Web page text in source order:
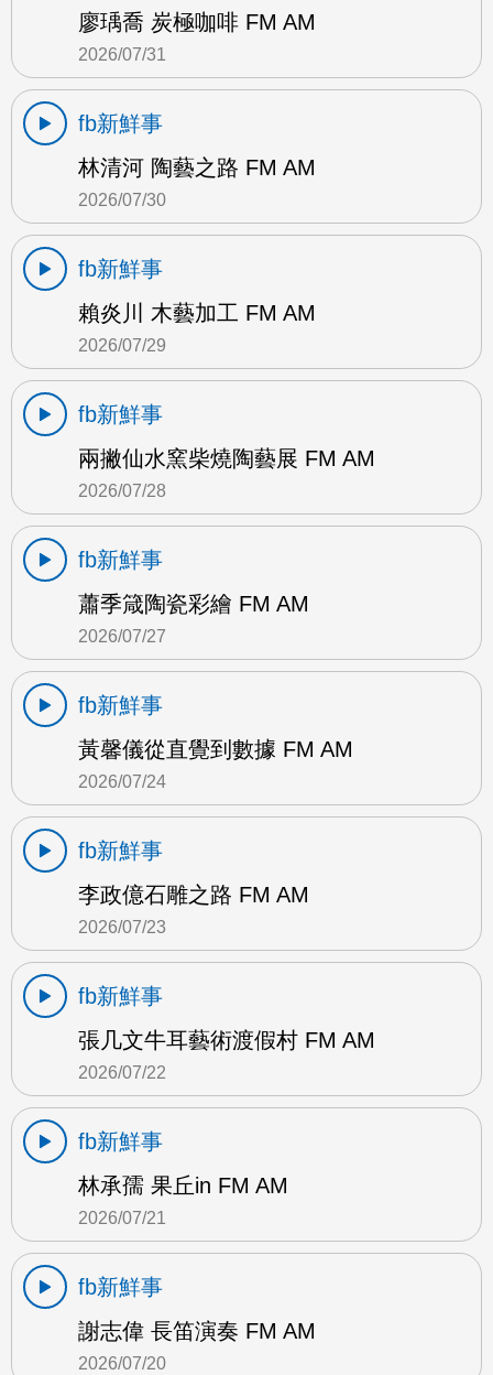
廖瑀喬 炭極咖啡 FM AM
2026/07/31
fb新鮮事
林清河 陶藝之路 FM AM
2026/07/30
fb新鮮事
賴炎川 木藝加工 FM AM
2026/07/29
fb新鮮事
兩撇仙水窯柴燒陶藝展 FM AM
2026/07/28
fb新鮮事
蕭季箴陶瓷彩繪 FM AM
2026/07/27
fb新鮮事
黃馨儀從直覺到數據 FM AM
2026/07/24
fb新鮮事
李政億石雕之路 FM AM
2026/07/23
fb新鮮事
張几文牛耳藝術渡假村 FM AM
2026/07/22
fb新鮮事
林承孺 果丘in FM AM
2026/07/21
fb新鮮事
謝志偉 長笛演奏 FM AM
2026/07/20